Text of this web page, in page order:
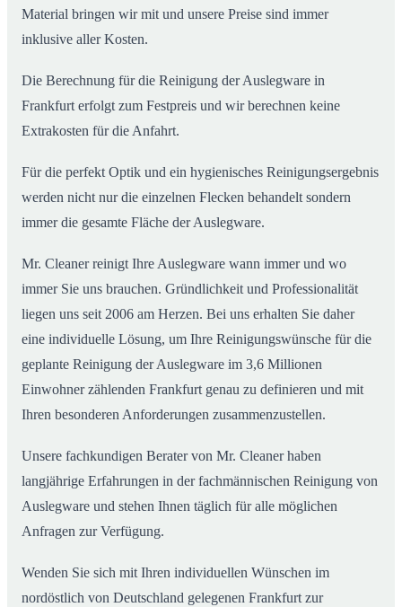
Material bringen wir mit und unsere Preise sind immer
inklusive aller Kosten.
Die Berechnung für die Reinigung der Auslegware in
Frankfurt erfolgt zum Festpreis und wir berechnen keine
Extrakosten für die Anfahrt.
Für die perfekt Optik und ein hygienisches Reinigungsergebnis
werden nicht nur die einzelnen Flecken behandelt sondern
immer die gesamte Fläche der Auslegware.
Mr. Cleaner reinigt Ihre Auslegware wann immer und wo
immer Sie uns brauchen. Gründlichkeit und Professionalität
liegen uns seit 2006 am Herzen. Bei uns erhalten Sie daher
eine individuelle Lösung, um Ihre Reinigungswünsche für die
geplante Reinigung der Auslegware im 3,6 Millionen
Einwohner zählenden Frankfurt genau zu definieren und mit
Ihren besonderen Anforderungen zusammenzustellen.
Unsere fachkundigen Berater von Mr. Cleaner haben
langjährige Erfahrungen in der fachmännischen Reinigung von
Auslegware und stehen Ihnen täglich für alle möglichen
Anfragen zur Verfügung.
Wenden Sie sich mit Ihren individuellen Wünschen im
nordöstlich von Deutschland gelegenen Frankfurt zur